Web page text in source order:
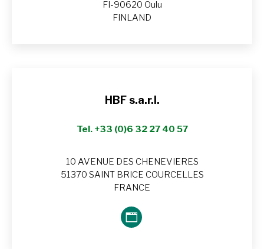
FI-90620 Oulu
FINLAND
HBF s.a.r.l.
Tel. +33 (0)6 32 27 40 57
10 AVENUE DES CHENEVIERES
51370 SAINT BRICE COURCELLES
FRANCE
Blog